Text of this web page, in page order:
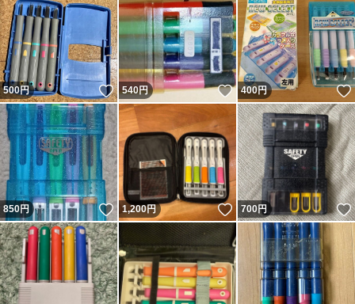
500円 いいね！
540円 いいね！
400円
850円 いいね！
1,200円 いいね！
700円